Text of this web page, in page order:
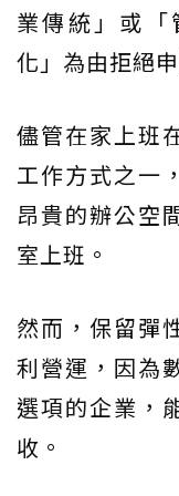
業傳統」或
化」為由拒絕申
儘管在家上班
工作方式之一
昂貴的辦公空
室上班。
然而，保留彈
利營運，因為
選項的企業，
收。